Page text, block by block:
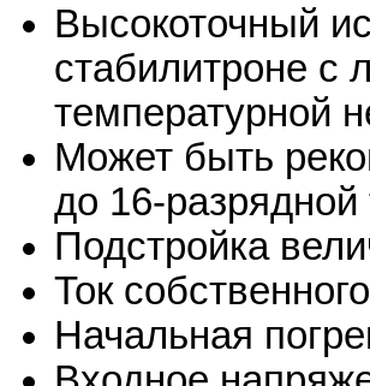
Высокоточный
стабилитроне с
температурной
Может быть
до 16-разрядной
Подстройка
Ток
Начальная